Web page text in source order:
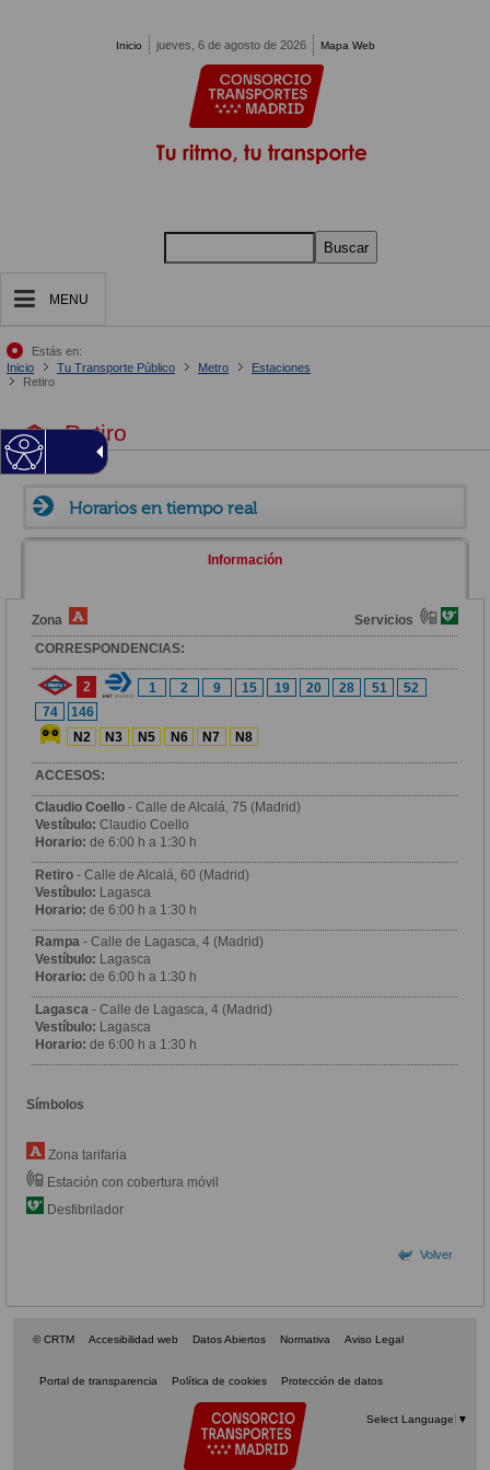
Inicio jueves, 6 de agosto de 2026 Mapa Web
Buscar
MENU
Estás en:
Inicio
Tu Transporte Público Metro
Estaciones
Retiro
Retiro
Horarios en tiempo real
Información
Zona
Servicios
CORRESPONDENCIAS:
2 1 2 9 15 19 20 28 51
52
74
146
N2
N3 N5 N6 N7 N8
ACCESOS:
Claudio Coello - Calle de Alcalá, 75 (Madrid)
Vestíbulo: Claudio Coello
Horario: de 6:00 h a 1:30 h
Retiro - Calle de Alcalá, 60 (Madrid)
Vestíbulo: Lagasca
Horario: de 6:00 h a 1:30 h
Rampa - Calle de Lagasca, 4 (Madrid)
Vestíbulo: Lagasca
Horario: de 6:00 h a 1:30 h
Lagasca - Calle de Lagasca, 4 (Madrid)
Vestíbulo: Lagasca
Horario: de 6:00 h a 1:30 h
Símbolos
Zona tarifaria
Estación con cobertura móvil
Desfibrilador
Volver
© CRTM Accesibilidad web Datos Abiertos Normativa Aviso Legal
Portal de transparencia Política de cookies Protección de datos
Select Language ▼